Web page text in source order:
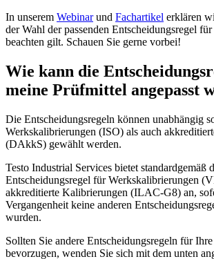
In unserem Webinarund Fachartikel erklären
der Wahl der passenden Entscheidungsregel
beachten gilt. Schauen Sie gerne vorbei!
Wie kann die
meine Prüfmittel angepasst
Die Entscheidungsregeln können unabhängig
Werkskalibrierungen (ISO) als auch
(DAkkS) gewählt werden.
Testo Industrial Services bietet standardgemäß
Entscheidungsregel für Werkskalibrierungen
akkreditierte Kalibrierungen (ILAC-G8) an,
Vergangenheit keine anderen
wurden.
Sollten Sie andere Entscheidungsregeln für
bevorzugen, wenden Sie sich mit dem unten